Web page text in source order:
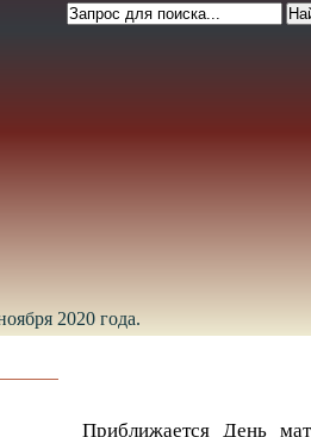
2020 года.
Приближается День